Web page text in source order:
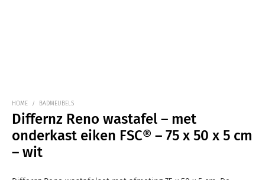
HOME / BADMEUBELS
Differnz Reno wastafel – met
onderkast eiken FSC® – 75 x 50 x 5 cm
– wit